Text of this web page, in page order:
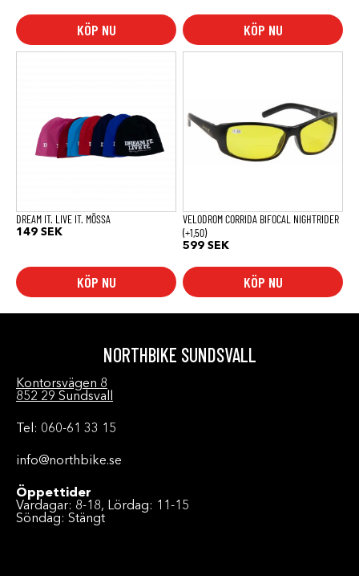
KÖP NU KÖP NU
DREAM IT. LIVE IT. MÖSSA
149 SEK
KÖP NU
varianter.
olika
alternativen
produktsidan
VELODROM CORRIDA BIFOCAL NIGHTRIDER
(+1,50)
599 SEK
KÖP NU
NORTHBIKE SUNDSVALL
Kontorsvägen 8
852 29 Sundsvall
Tel: 060-61 33 15
info@northbike.se
Öppettider
Vardagar: 8-18, Lördag: 11-15
Söndag: Stängt